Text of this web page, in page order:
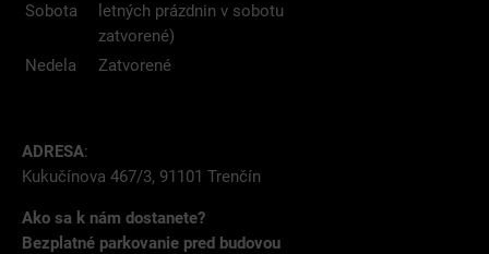
Sobota
letných prázdnin v sobotu
zatvorené)
Nedela
Zatvorené
ADRESA:
Kukučínova 467/3, 91101 Trenčín
Ako sa k nám dostanete?
Bezplatné parkovanie pred budovou